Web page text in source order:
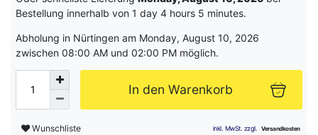
Bestellung innerhalb von 1 day 4 hours 5 minutes.
Abholung in Nürtingen am Monday, August 10, 2026
zwischen 08:00 AM und 02:00 PM möglich.
In den Warenkorb
Wunschliste